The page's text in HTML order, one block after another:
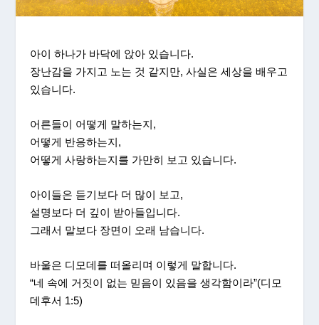
아이 하나가 바닥에 앉아 있습니다.
장난감을 가지고 노는 것 같지만, 사실은 세상을 배우고
있습니다.
어른들이 어떻게 말하는지,
어떻게 반응하는지,
어떻게 사랑하는지를 가만히 보고 있습니다.
아이들은 듣기보다 더 많이 보고,
설명보다 더 깊이 받아들입니다.
그래서 말보다 장면이 오래 남습니다.
바울은 디모데를 떠올리며 이렇게 말합니다.
“네 속에 거짓이 없는 믿음이 있음을 생각함이라”(디모
데후서 1:5)